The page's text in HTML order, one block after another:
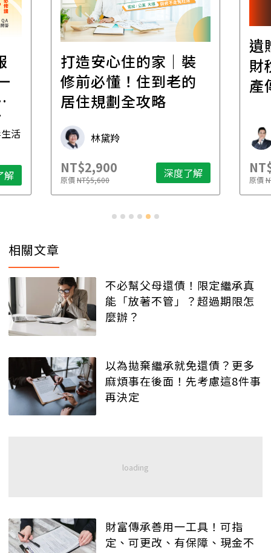
活
解
打造安心住的家｜裝
修前必懂！住到老的
居住規劃全攻略
林黛羚
NT$2,900
原價NT$5,600 深度了解
遺
財
產
原價
相關文章
不必幫父母還債！限定繼承真
能「放著不管」？超過期限怎
麼辦？
以為拋棄繼承就免還債？更多
麻煩事在後面！先考慮這8件事
再決定
財富傳承善用一工具！可指
定、可更改、有保障、現金不